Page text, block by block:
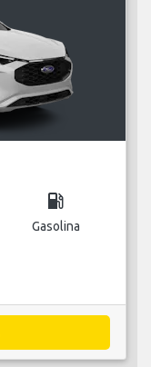
local_gas_station
Gasolina